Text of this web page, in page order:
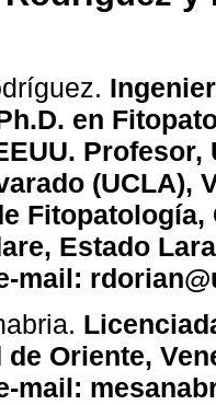
en
(UCLA),
Fitopatología,
Estado
mail:
Oriente,
mail: